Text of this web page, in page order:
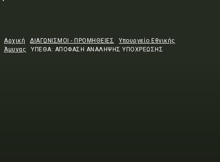
Αρχική ΔΙΑΓΩΝΙΣΜΟΙ - ΠΡΟΜΗΘΕΙΕΣ
Υπουργείο Εθνικής
Άμυνας
ΥΠΕΘΑ: ΑΠΟΦΑΣΗ ΑΝΑΛΗΨΗΣ ΥΠΟΧΡΕΩΣΗΣ